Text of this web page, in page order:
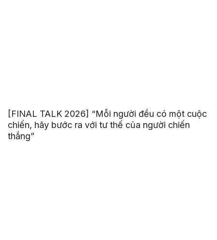
[FINAL TALK 2026] “Mỗi người đều có một cuộc
chiến, hãy bước ra với tư thế của người chiến
thắng”